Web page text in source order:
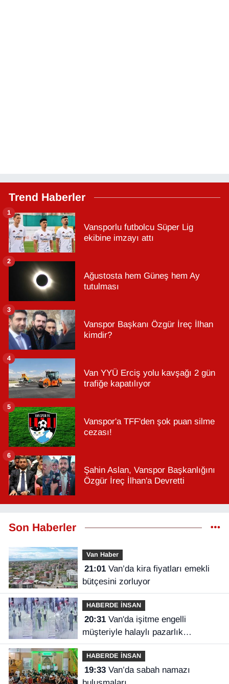
Trend Haberler
Vansporlu futbolcu Süper Lig
ekibine imzayı attı
1
Ağustosta hem Güneş hem Ay
tutulması
2
Vanspor Başkanı Özgür İreç İlhan
kimdir?
3
Van YYÜ Erciş yolu kavşağı 2 gün
trafiğe kapatılıyor
4
Vanspor'a TFF'den şok puan silme
cezası!
5
Şahin Aslan, Vanspor Başkanlığını
Özgür İreç İlhan'a Devretti
6
Son Haberler
Van Haber
21:01Van’da kira fiyatları emekli
bütçesini zorluyor
HABERDE İNSAN
20:31Van'da işitme engelli
müşteriyle halaylı pazarlık
gülümsetti
HABERDE İNSAN
19:33Van’da sabah namazı